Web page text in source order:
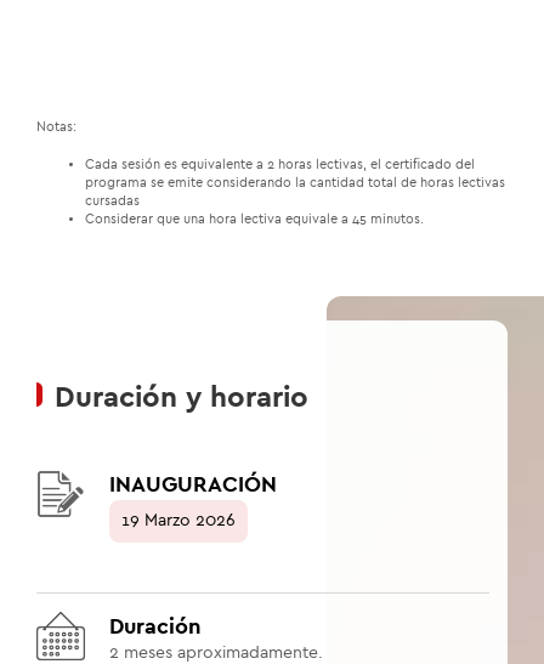
Notas:
Cada sesión es equivalente a 2 horas lectivas, el certificado del
programa se emite considerando la cantidad total de horas lectivas
cursadas
Considerar que una hora lectiva equivale a 45 minutos.
Duración y horario
INAUGURACIÓN
19 Marzo 2026
Duración
2 meses aproximadamente.